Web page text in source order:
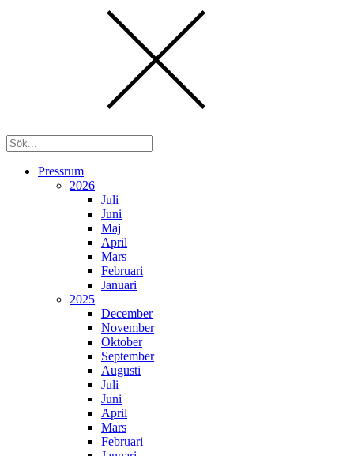
Pressrum
2026
Juli
Juni
Maj
April
Mars
Februari
Januari
2025
December
November
Oktober
September
Augusti
Juli
Juni
April
Mars
Februari